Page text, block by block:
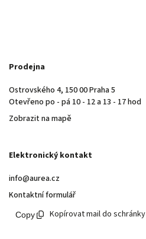
Prodejna
Ostrovského 4, 150 00 Praha 5
Otevřeno po - pá 10 - 12 a 13 - 17 hod
Zobrazit na mapě
Elektronický kontakt
info@aurea.cz
Kontaktní formulář
Kopírovat mail do schránky